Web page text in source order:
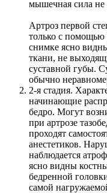
мышечная сила не
Артроз первой
только с помощью
снимке ясно
ткани, не
суставной губы.
обычно
2-я стадия.
начинающие
бедро. Могут
при артрозе
проходят
анестетиков.
наблюдается
ясно видны
бедренной
самой